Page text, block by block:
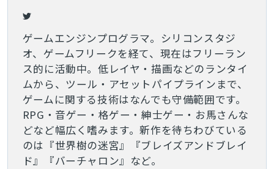
ゲームエンジンプログラマ。シリコンスタジ
オ、ゲームフリークを経て、現在はフリーラン
ス的に活動中。低レイヤ・描画などのランタイ
ムから、ツール・アセットパイプラインまで、
ゲームに関する技術はなんでも守備範囲です。
RPG・音ゲー・格ゲー・紳士ゲー・お馬さんな
どなど幅広く嗜みます。新作を待ちわびている
のは『世界樹の迷宮』『ブレイズアンドブレイ
ド』『バーチャロン』など。